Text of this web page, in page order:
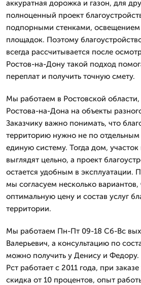
аккуратная дорожка и газон, для
полноценный проект
подпорными стенками, освещением
площадок. Поэтому
всегда рассчитывается после
Ростов-на-Дону такой подход
переплат и получить точную смету.
Мы работаем в Ростовской
Ростова-на-Дона на объекты
Заказчику важно понимать, что
территорию нужно не по отдельным
единую систему. Тогда дом,
выглядят цельно, а проект
остается удобным в эксплуатации.
мы согласуем несколько
оптимальную цену и состав услуг
территории.
Мы работаем Пн-Пт 09-18 Сб-Вс
Валерьевич, а консультацию по
можно получить у Денису и
Рст работает с 2011 года, при
скидка от 10 процентов, опыт